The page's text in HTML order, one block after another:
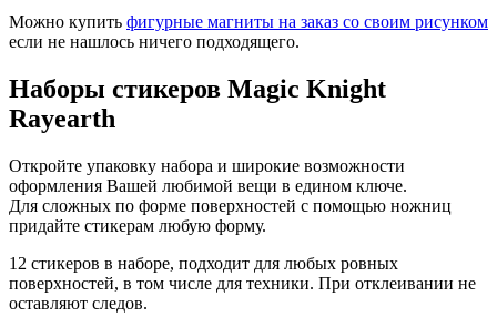
Можно купить фигурные магниты на заказ со своим рисунком
если не нашлось ничего подходящего.
Наборы стикеров Magic Knight
Rayearth
Откройте упаковку набора и широкие возможности
оформления Вашей любимой вещи в едином ключе.
Для сложных по форме поверхностей с помощью ножниц
придайте стикерам любую форму.
12 стикеров в наборе, подходит для любых ровных
поверхностей, в том числе для техники. При отклеивании не
оставляют следов.